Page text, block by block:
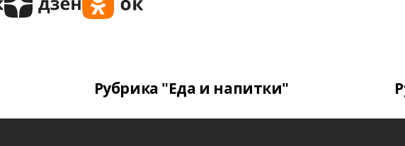
Рубрика "Еда и напитки"